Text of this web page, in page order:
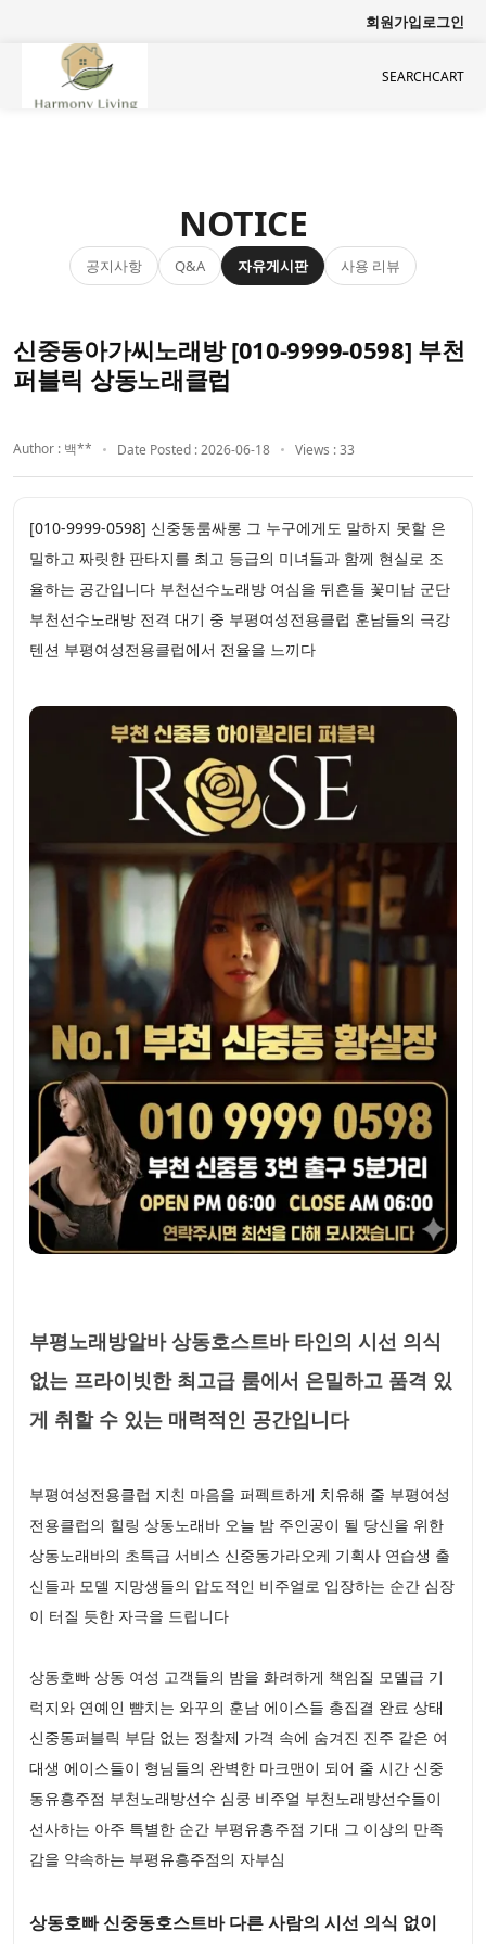
회원가입로그인
SEARCHCART
NOTICE
공지사항 Q&A 자유게시판 사용 리뷰
신중동아가씨노래방 [010-9999-0598] 부천
퍼블릭 상동노래클럽
Author : 백** Date Posted : 2026-06-18 Views : 33
[010-9999-0598] 신중동룸싸롱 그 누구에게도 말하지 못할 은
밀하고 짜릿한 판타지를 최고 등급의 미녀들과 함께 현실로 조
율하는 공간입니다 부천선수노래방 여심을 뒤흔들 꽃미남 군단
부천선수노래방 전격 대기 중 부평여성전용클럽 훈남들의 극강
텐션 부평여성전용클럽에서 전율을 느끼다
부평노래방알바 상동호스트바 타인의 시선 의식
없는 프라이빗한 최고급 룸에서 은밀하고 품격 있
게 취할 수 있는 매력적인 공간입니다
부평여성전용클럽 지친 마음을 퍼펙트하게 치유해 줄 부평여성
전용클럽의 힐링 상동노래바 오늘 밤 주인공이 될 당신을 위한
상동노래바의 초특급 서비스 신중동가라오케 기획사 연습생 출
신들과 모델 지망생들의 압도적인 비주얼로 입장하는 순간 심장
이 터질 듯한 자극을 드립니다
상동호빠 상동 여성 고객들의 밤을 화려하게 책임질 모델급 기
럭지와 연예인 뺨치는 와꾸의 훈남 에이스들 총집결 완료 상태
신중동퍼블릭 부담 없는 정찰제 가격 속에 숨겨진 진주 같은 여
대생 에이스들이 형님들의 완벽한 마크맨이 되어 줄 시간 신중
동유흥주점 부천노래방선수 심쿵 비주얼 부천노래방선수들이
선사하는 아주 특별한 순간 부평유흥주점 기대 그 이상의 만족
감을 약속하는 부평유흥주점의 자부심
상동호빠 신중동호스트바 다른 사람의 시선 의식 없이